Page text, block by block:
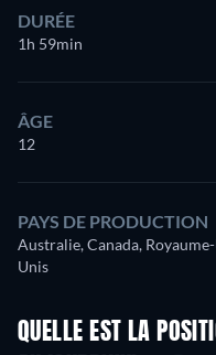
DURÉE
1h 59min
ÂGE
12
PAYS DE PRODUCTION
Australie, Canada,
Unis
QUELLE EST LA